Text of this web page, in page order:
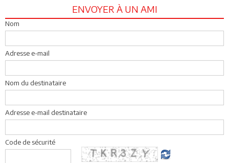
ENVOYER À UN AMI
Nom
Adresse e-mail
Nom du destinataire
Adresse e-mail destinataire
Code de sécurité